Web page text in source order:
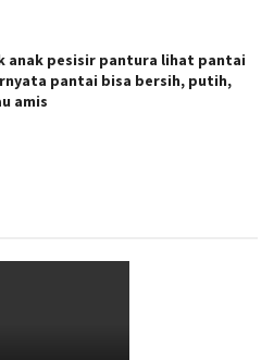
anak pesisir pantura lihat pantai
pantai bisa bersih, putih,
amis